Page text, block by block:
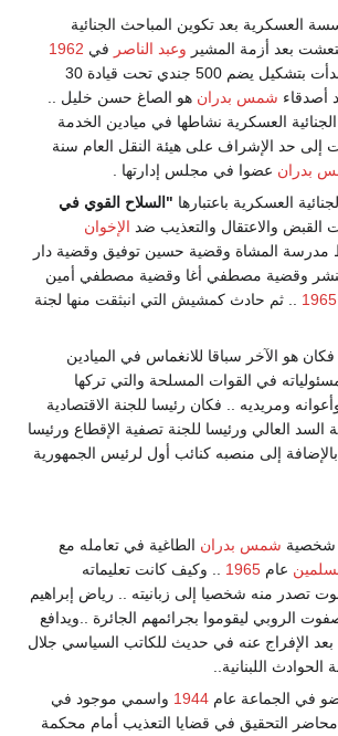
العسكرية بعد تكوين المباحث الجنائية
بعد أزمة المشير وعبد الناصر في 1962
وعودته مظفرا فبدأت بتشكيل يضم 500 جندي تحت قيادة 30
أصدقاء شمس بدران هو الصاغ حسن خليل ..
العسكرية نشاطها في ميادين الخدمة
إلى حد الإشراف على هيئة النقل العام سنة
بدران عضوا في مجلس إدارتها .
العسكرية باعتبارها "السلاح القوي في
القبض والاعتقال والتعذيب ضد الإخوان
مدرسة المشاة وقضية حسين توفيق وقضية دار
وقضية مصطفي أغا وقضية مصطفي أمين
1965 .. ثم حادث كمشيش التي انبثقت منها لجنة
هو الآخر سباقا للانغماس في الميادين
في القوات المسلحة والتي تركها
ومريديه .. فكان رئيسا للجنة الاقتصادية
السد العالي ورئيسا للجنة تصفية الإقطاع ورئيسا
بالإضافة إلى منصبه كنائب أول لرئيس الجمهورية
شخصية شمس بدران الطاغية في تعامله مع
عام1965 .. وكيف كانت تعليماته
تصدر منه شخصيا إلى زبانيته .. رياض إبراهيم
الروبي ليقوموا بجرائمهم الجائرة ..ويدافع
الإفراج عنه في حديث للكاتب السياسي جلال
اللبنانية..
في الجماعة عام1944 واسمي موجود في
محاضر التحقيق في قضايا التعذيب أمام محكمة